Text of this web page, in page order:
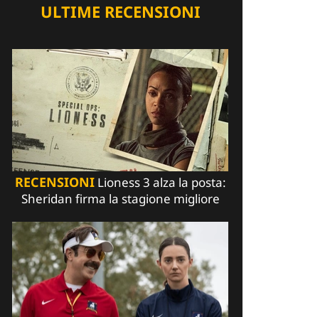
ULTIME RECENSIONI
RECENSIONILioness 3 alza la posta:
Sheridan firma la stagione migliore